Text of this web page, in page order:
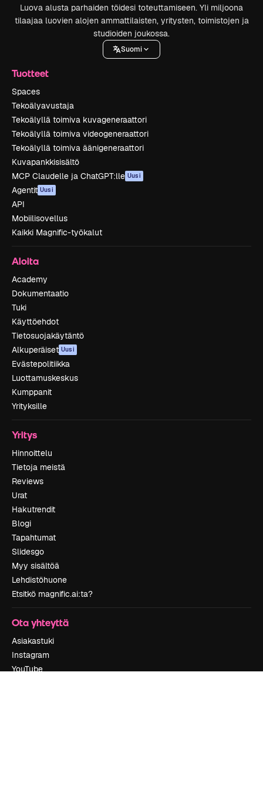
Luova alusta parhaiden töidesi toteuttamiseen. Yli miljoona
tilaajaa luovien alojen ammattilaisten, yritysten, toimistojen ja
studioiden joukossa.
Suomi
Tuotteet
Spaces
Tekoälyavustaja
Tekoälyllä toimiva kuvageneraattori
Tekoälyllä toimiva videogeneraattori
Tekoälyllä toimiva äänigeneraattori
Kuvapankkisisältö
MCP Claudelle ja ChatGPT:lle Uusi
Agentit Uusi
API
Mobiilisovellus
Kaikki Magnific-työkalut
Aloita
Academy
Dokumentaatio
Tuki
Käyttöehdot
Tietosuojakäytäntö
Alkuperäiset Uusi
Evästepolitiikka
Luottamuskeskus
Kumppanit
Yrityksille
Yritys
Hinnoittelu
Tietoja meistä
Reviews
Urat
Hakutrendit
Blogi
Tapahtumat
Slidesgo
Myy sisältöä
Lehdistöhuone
Etsitkö magnific.ai:ta?
Ota yhteyttä
Asiakastuki
Instagram
YouTube